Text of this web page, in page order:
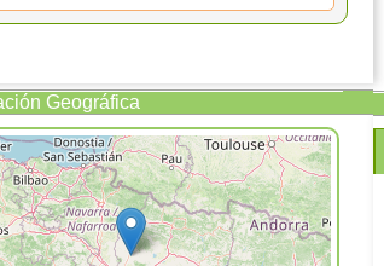
Geográfica